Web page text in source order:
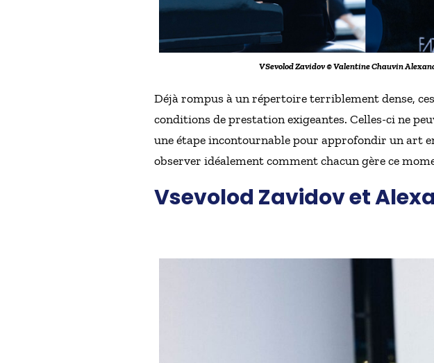
VSevolod Zavidov © Valentine Chauvin
Déjà rompus à un répertoire terriblement dense,
conditions de prestation exigeantes. Celles-ci ne
une étape incontournable pour approfondir un art
observer idéalement comment chacun gère ce
Vsevolod Zavidov et